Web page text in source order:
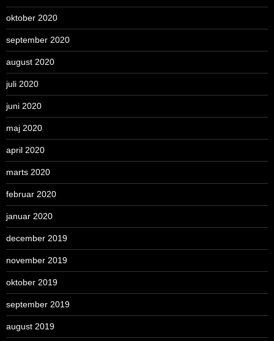
oktober 2020
september 2020
august 2020
juli 2020
juni 2020
maj 2020
april 2020
marts 2020
februar 2020
januar 2020
december 2019
november 2019
oktober 2019
september 2019
august 2019